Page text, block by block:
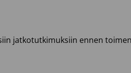
jatkotutkimuksiin ennen